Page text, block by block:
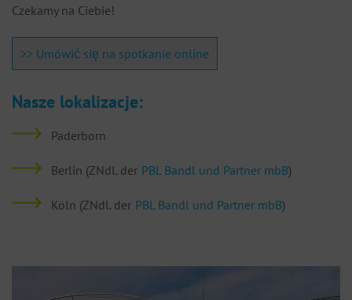
Czekamy na Ciebie!
>> Umówić się na spotkanie online
Nasze lokalizacje:
Paderborn
Berlin (ZNdl. der PBL Bandl und Partner mbB)
Köln (ZNdl. der PBL Bandl und Partner mbB)